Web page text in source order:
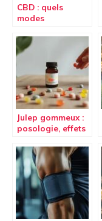
CBD : quels
modes
?
Julep gommeux :
posologie, effets
conseils –
Comment choisir
entre les
différentes
solutions
laxatives ?